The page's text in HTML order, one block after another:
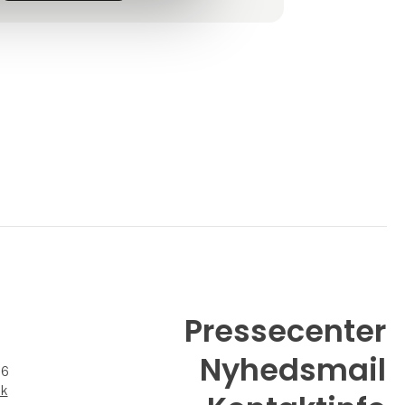
Pressecenter
Nyhedsmail